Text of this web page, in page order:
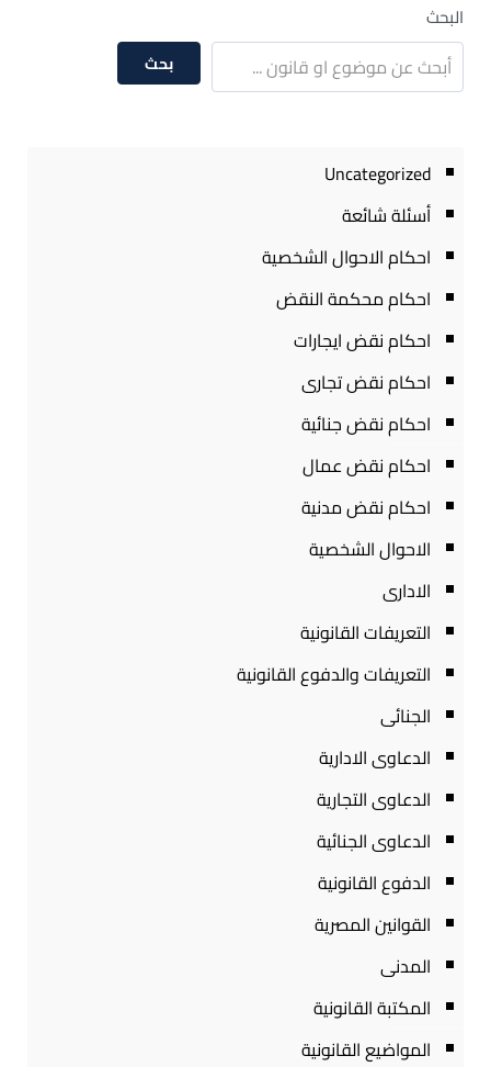
البحث
بحث
Uncategorized
أسئلة شائعة
احكام الاحوال الشخصية
احكام محكمة النقض
احكام نقض ايجارات
احكام نقض تجارى
احكام نقض جنائية
احكام نقض عمال
احكام نقض مدنية
الاحوال الشخصية
الادارى
التعريفات القانونية
التعريفات والدفوع القانونية
الجنائى
الدعاوى الادارية
الدعاوى التجارية
الدعاوى الجنائية
الدفوع القانونية
القوانين المصرية
المدنى
المكتبة القانونية
المواضيع القانونية